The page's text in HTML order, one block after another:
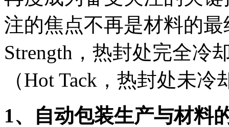
注的焦点不再是材料的
Strength，热封处完全冷
（Hot Tack，热封处未
1、自动包装生产与材料